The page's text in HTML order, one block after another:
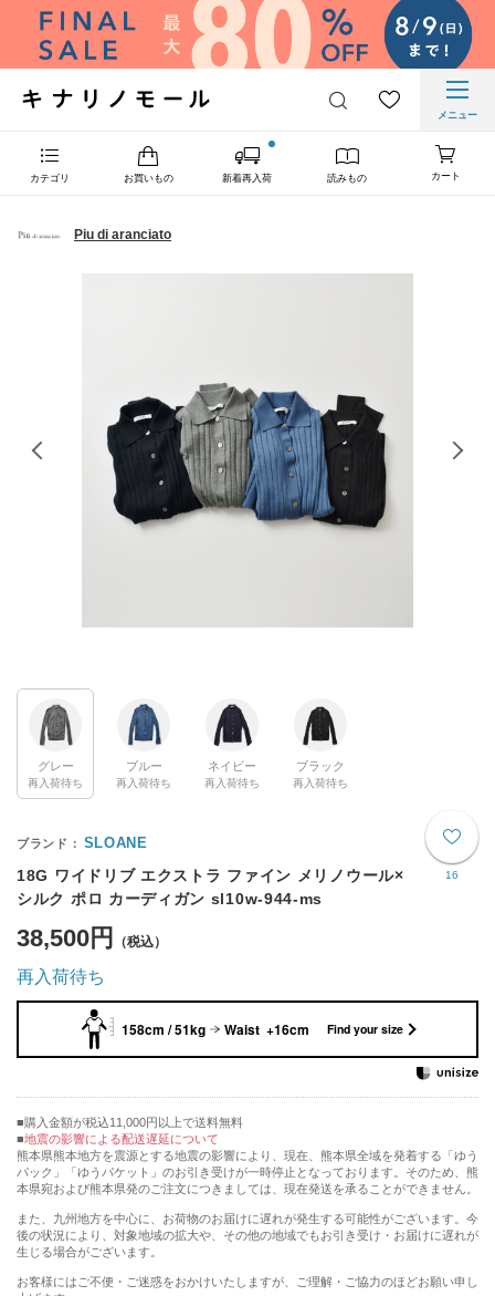
メニュー
カテゴリ お買いもの 新着再入荷 読みもの カート
Piu di aranciato
グレー
再入荷待ち
ブルー
再入荷待ち
ネイビー
再入荷待ち
ブラック
再入荷待ち
16
SLOANE
18G ワイドリブ エクストラ ファイン メリノウール×
シルク ポロ カーディガン sl10w-944-ms
38,500円
再入荷待ち
158cm / 51kg Waist +16cm Find your size
購入金額が税込11,000円以上で送料無料
地震の影響による配送遅延について
熊本県熊本地方を震源とする地震の影響により、現在、熊本県全域を発着する「ゆう
パック」「ゆうパケット」のお引き受けが一時停止となっております。そのため、熊
本県宛および熊本県発のご注文につきましては、現在発送を承ることができません。
また、九州地方を中心に、お荷物のお届けに遅れが発生する可能性がございます。今
後の状況により、対象地域の拡大や、その他の地域でもお引き受け・お届けに遅れが
生じる場合がございます。
お客様にはご不便・ご迷惑をおかけいたしますが、ご理解・ご協力のほどお願い申し